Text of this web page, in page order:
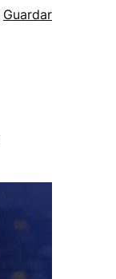
Guardar